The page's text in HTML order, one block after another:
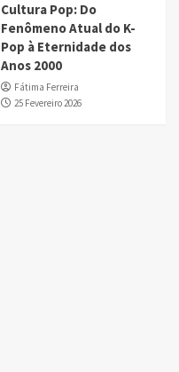
Cultura Pop: Do
Fenômeno Atual do K-
Pop à Eternidade dos
Anos 2000
Fátima Ferreira
25 Fevereiro 2026